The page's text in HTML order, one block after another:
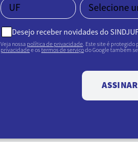
Desejo receber novidades do
Veja nossa política de privacidade. Este site é protegido
privacidadee ostermos de serviçodo Google também
ASSINAR